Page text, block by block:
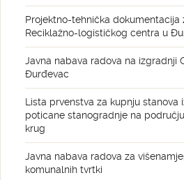
Projektno-tehnička dokumentacija
Reciklažno-logističkog centra u
Javna nabava radova na izgradnji
Đurđevac
Lista prvenstva za kupnju stanova
poticane stanogradnje na
krug
Javna nabava radova za
komunalnih tvrtki